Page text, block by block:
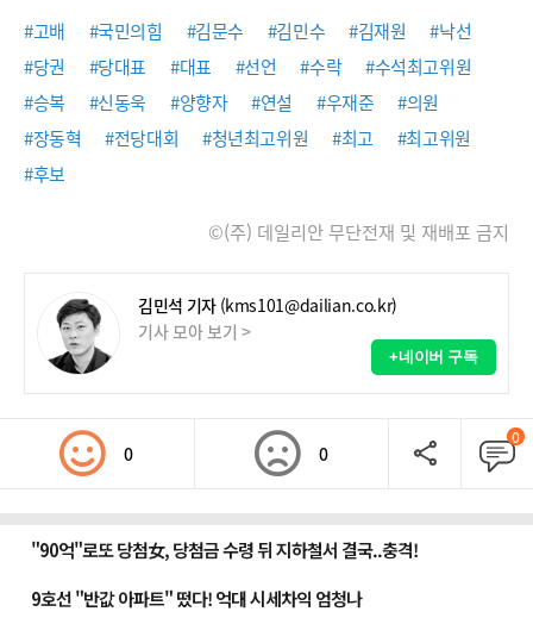
#고배 #국민의힘 #김문수 #김민수 #김재원
#낙선
#당권
#당대표 #대표 #선언 #수락
#수석최고위원
#승복
#신동욱 #양향자 #연설 #우재준
#의원
#장동혁
#전당대회 #청년최고위원 #최고
#최고위원
#후보
©(주) 데일리안 무단전재 및 재배포 금지
김민석 기자 (kms101@dailian.co.kr)
기사 모아 보기 >
+네이버 구독
0 0
0